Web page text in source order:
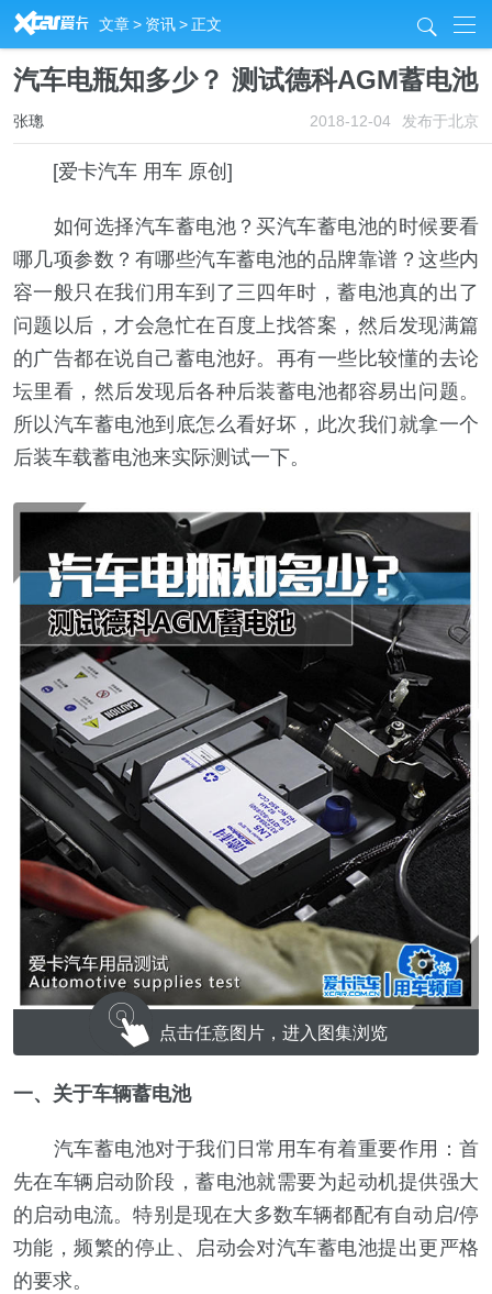
R 文章> 资讯>正文 j
汽车电瓶知多少？ 测试德科AGM蓄电池
2018-12-04 发布于北京
张璁
[爱卡汽车 用车 原创]
如何选择汽车蓄电池？买汽车蓄电池的时候要看
哪几项参数？有哪些汽车蓄电池的品牌靠谱？这些内
容一般只在我们用车到了三四年时，蓄电池真的出了
问题以后，才会急忙在百度上找答案，然后发现满篇
的广告都在说自己蓄电池好。再有一些比较懂的去论
坛里看，然后发现后各种后装蓄电池都容易出问题。
所以汽车蓄电池到底怎么看好坏，此次我们就拿一个
后装车载蓄电池来实际测试一下。
点击任意图片，进入图集浏览
一、关于车辆蓄电池
汽车蓄电池对于我们日常用车有着重要作用：首
先在车辆启动阶段，蓄电池就需要为起动机提供强大
的启动电流。特别是现在大多数车辆都配有自动启/停
功能，频繁的停止、启动会对汽车蓄电池提出更严格
的要求。